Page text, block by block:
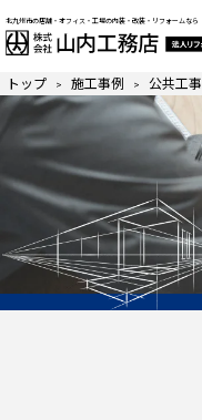
北九州市の店舗・オフィス・工場の内装・改装・リフォームなら
トップ > 施工事例 > 公共工事